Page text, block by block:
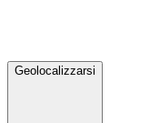
Geolocalizzarsi